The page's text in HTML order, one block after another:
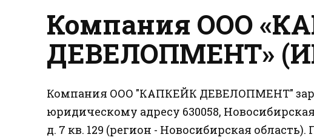
Компания ООО
ДЕВЕЛОПМЕНТ»
Компания ООО "КАПКЕЙК ДЕВЕЛОПМЕНТ"
юридическому адресу 630058,
д. 7 кв. 129 (регион - Новосибирская